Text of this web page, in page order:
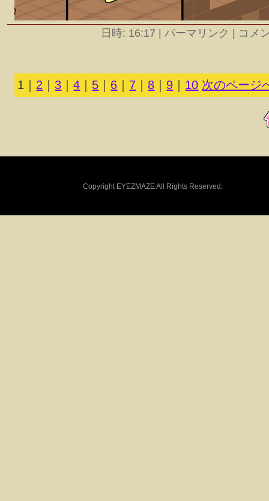
日時: 16:17 | パーマリンク | コメ
1 2 3 ｜4 5 6 7 8 9 10 次のページ
Copyright EYEZMAZE All Rights Reserved.